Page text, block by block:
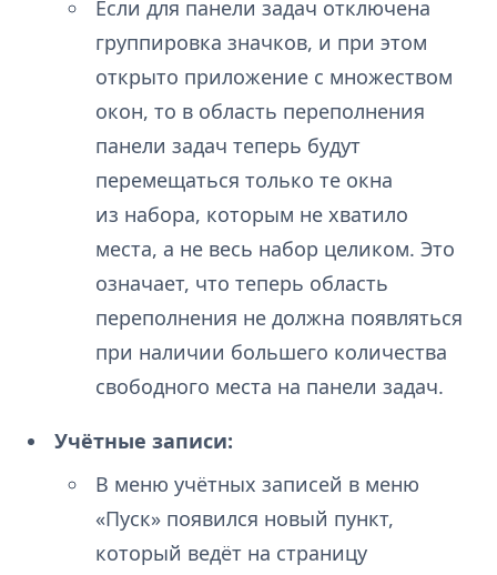
Если для панели задач отключена
группировка значков, и при этом
открыто приложение с множеством
окон, то в область переполнения
панели задач теперь будут
перемещаться только те окна
из набора, которым не хватило
места, а не весь набор целиком. Это
означает, что теперь область
переполнения не должна появляться
при наличии большего количества
свободного места на панели задач.
Учётные записи:
В меню учётных записей в меню
«Пуск» появился новый пункт,
который ведёт на страницу